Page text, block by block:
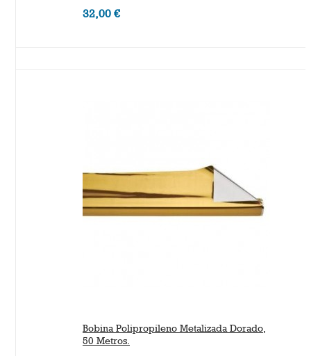
32,00 €
Bobina Polipropileno Metalizada Dorado,
50 Metros.